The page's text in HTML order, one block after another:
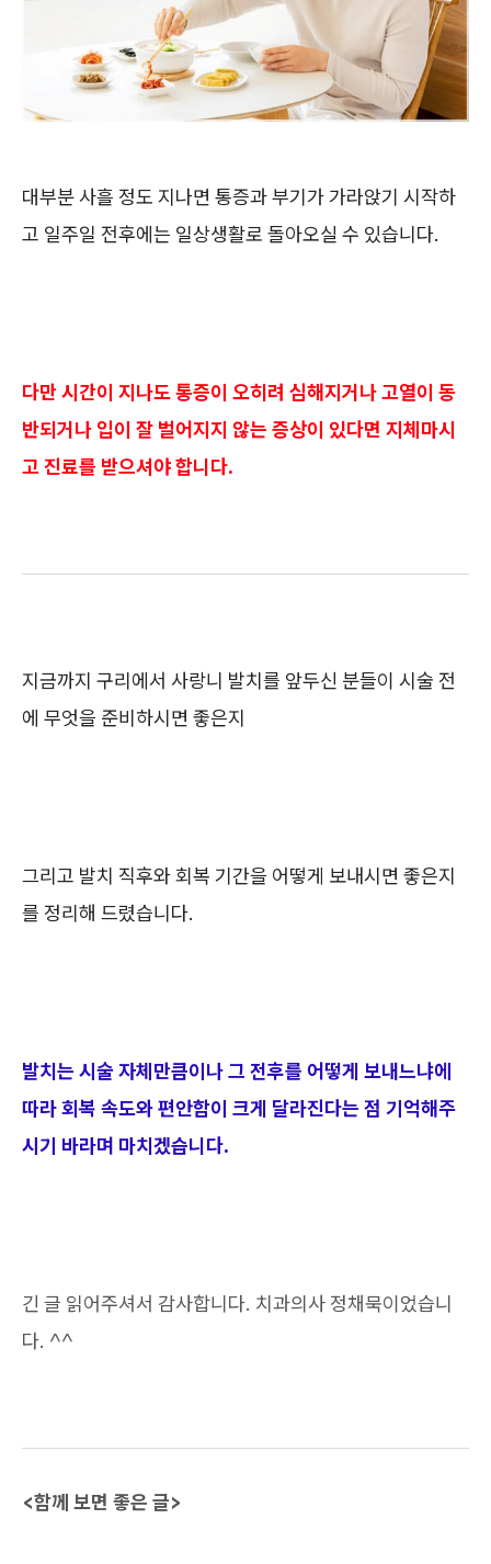
대부분 사흘 정도 지나면 통증과 부기가 가라앉기 시작하
고 일주일 전후에는 일상생활로 돌아오실 수 있습니다.
다만 시간이 지나도 통증이 오히려 심해지거나 고열이 동
반되거나 입이 잘 벌어지지 않는 증상이 있다면 지체마시
고 진료를 받으셔야 합니다.
지금까지 구리에서 사랑니 발치를 앞두신 분들이 시술 전
에 무엇을 준비하시면 좋은지
그리고 발치 직후와 회복 기간을 어떻게 보내시면 좋은지
를 정리해 드렸습니다.
발치는 시술 자체만큼이나 그 전후를 어떻게 보내느냐에
따라 회복 속도와 편안함이 크게 달라진다는 점 기억해주
시기 바라며 마치겠습니다.
긴 글 읽어주셔서 감사합니다. 치과의사 정채묵이었습니
다. ^^
<함께 보면 좋은 글>